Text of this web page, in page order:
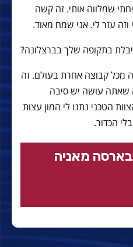
שמלווה אותי. זה קשה
עזר לי. אני שמח מאוד.
בתקופה שלך בברצלונה?
מכל קבוצה אחרת בעולם. זה
שאתה עושה יש סיבה
הטכני נתנו לי המון עצות
הכדור.
מאניה